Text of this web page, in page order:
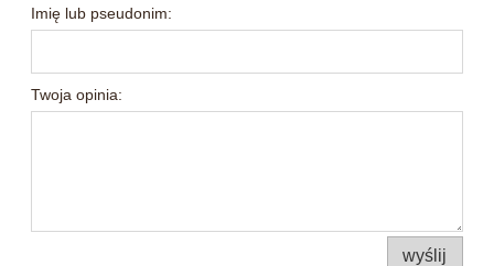
Imię lub pseudonim:
Twoja opinia:
wyślij